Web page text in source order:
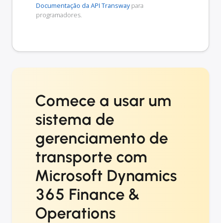
Documentação da API Transwaypara
programadores.
Comece a usar um
sistema de
gerenciamento de
transporte com
Microsoft Dynamics
365 Finance &
Operations